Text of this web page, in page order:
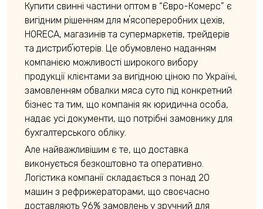
Купити свинні частини оптом в “Євро-Комерс” є
вигідним рішенням для мʼясопереробних цехів,
HORECA, магазинів та супермаркетів, трейдерів
та дистрибʼютерів. Це обумовлено наданням
компанією можливості широкого вибору
продукції клієнтами за вигідною ціною по Україні,
замовленням обвалки мяса суто під конкретний
бізнес та тим, що компанія як юридична особа,
надає усі документи, що потрібні замовнику для
бухгалтерського обліку.
Але найважливішим є те, що доставка
виконується безкоштовно та оперативно.
Логістика компанії складається з понад 20
машин з рефрижераторами, що своєчасно
доставляють 96% замовлень у зручний для